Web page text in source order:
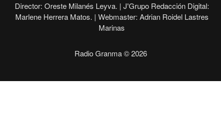
Director: Oreste Milanés Leyva. | J'Grupo Redacción Digital:
Marlene Herrera Matos. | Webmaster: Adrian Roidel Lastres
Marinas
Radio Granma © 2026